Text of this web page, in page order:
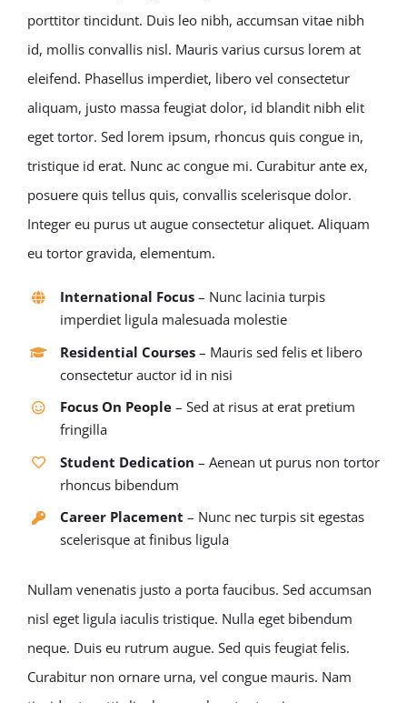
porttitor tincidunt. Duis leo nibh, accumsan vitae nibh
id, mollis convallis nisl. Mauris varius cursus lorem at
eleifend. Phasellus imperdiet, libero vel consectetur
aliquam, justo massa feugiat dolor, id blandit nibh elit
eget tortor. Sed lorem ipsum, rhoncus quis congue in,
tristique id erat. Nunc ac congue mi. Curabitur ante ex,
posuere quis tellus quis, convallis scelerisque dolor.
Integer eu purus ut augue consectetur aliquet. Aliquam
eu tortor gravida, elementum.
International Focus – Nunc lacinia turpis
imperdiet ligula malesuada molestie
Residential Courses – Mauris sed felis et libero
consectetur auctor id in nisi
Focus On People – Sed at risus at erat pretium
fringilla
Student Dedication – Aenean ut purus non tortor
rhoncus bibendum
Career Placement – Nunc nec turpis sit egestas
scelerisque at finibus ligula
Nullam venenatis justo a porta faucibus. Sed accumsan
nisl eget ligula iaculis tristique. Nulla eget bibendum
neque. Duis eu rutrum augue. Sed quis feugiat felis.
Curabitur non ornare urna, vel congue mauris. Nam